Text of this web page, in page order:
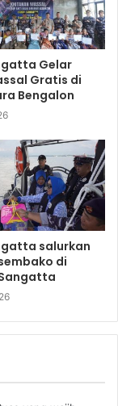
Gelar
Gratis di
Bengalon
salurkan
di